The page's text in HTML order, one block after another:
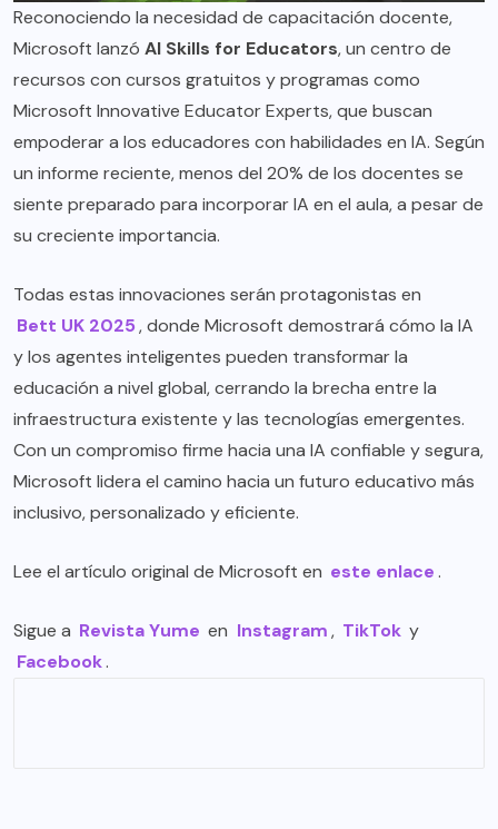
Reconociendo la necesidad de capacitación docente,
Microsoft lanzó AI Skills for Educators, un centro de
recursos con cursos gratuitos y programas como
Microsoft Innovative Educator Experts, que buscan
empoderar a los educadores con habilidades en IA. Según
un informe reciente, menos del 20% de los docentes se
siente preparado para incorporar IA en el aula, a pesar de
su creciente importancia.
Todas estas innovaciones serán protagonistas en
Bett UK 2025 , donde Microsoft demostrará cómo la IA
y los agentes inteligentes pueden transformar la
educación a nivel global, cerrando la brecha entre la
infraestructura existente y las tecnologías emergentes.
Con un compromiso firme hacia una IA confiable y segura,
Microsoft lidera el camino hacia un futuro educativo más
inclusivo, personalizado y eficiente.
Lee el artículo original de Microsoft en este enlace .
Sigue a Revista Yume en Instagram, TikTok y
Facebook.